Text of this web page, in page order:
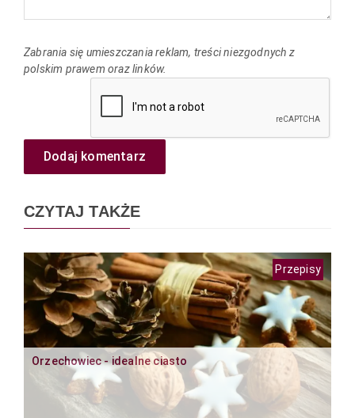
Zabrania się umieszczania reklam, treści niezgodnych z
polskim prawem oraz linków.
Dodaj komentarz
CZYTAJ TAKŻE
Orzechowiec - idealne ciasto
Przepisy